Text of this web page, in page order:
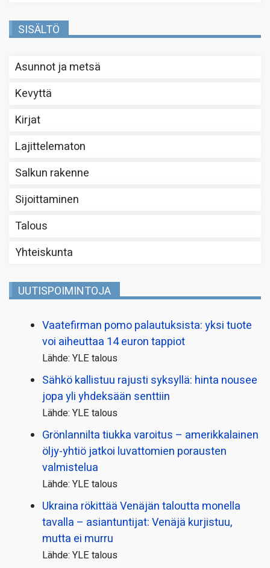
SISÄLTÖ
Asunnot ja metsä
Kevyttä
Kirjat
Lajittelematon
Salkun rakenne
Sijoittaminen
Talous
Yhteiskunta
UUTISPOIMINTOJA
Vaatefirman pomo palautuksista: yksi tuote
voi aiheuttaa 14 euron tappiot
Lähde: YLE talous
Sähkö kallistuu rajusti syksyllä: hinta nousee
jopa yli yhdeksään senttiin
Lähde: YLE talous
Grönlannilta tiukka varoitus – amerikkalainen
öljy-yhtiö jatkoi luvattomien porausten
valmistelua
Lähde: YLE talous
Ukraina rökittää Venäjän taloutta monella
tavalla – asiantuntijat: Venäjä kurjistuu,
mutta ei murru
Lähde: YLE talous